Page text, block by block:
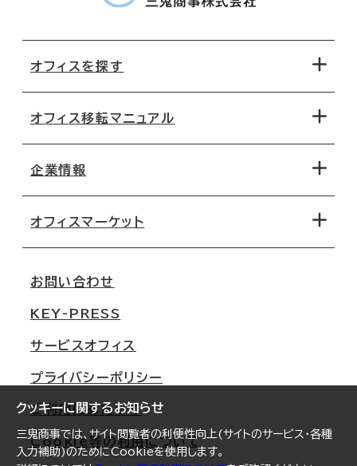
クッキーに関するお知らせ
三鬼商事では、サイト閲覧者の利便性向上(サイトのサービス・各種
入力補助)のためにCookieを使用します。
オフィスを探す
地図から探す
路線・駅から探す
オフィス移転マニュアル
移転コストシミュレーション
移転スケジュール
オフィス移転Q&A
企業情報
オフィスマーケット
大阪
名古屋
札幌
仙台
横浜
お問い合わせ
KEY-PRESS
サービスオフィス
プライバシーポリシー
ご利用にあたって
Cookie等の利用について